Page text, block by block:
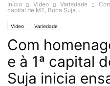
Início Video Variedade
capital de MT, Boca Suja...
Video Variedade
Com
e à 1ª capital
Suja inicia